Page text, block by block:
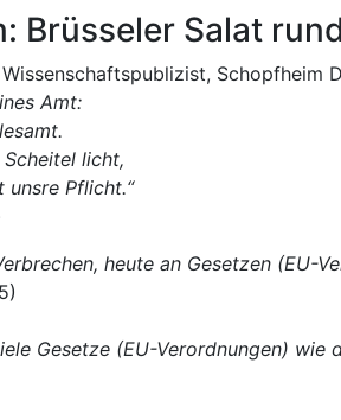
Brüsseler Salat
Wissenschaftspublizist, Schopfheim
Amt:
licht,
Pflicht.“
heute an Gesetzen (EU-
Gesetze (EU-Verordnungen)